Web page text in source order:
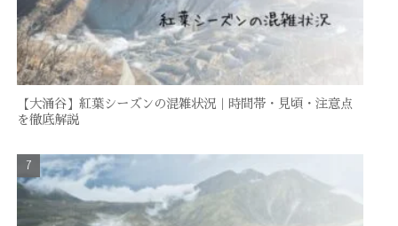
【大涌谷】紅葉シーズンの混雑状況｜時間帯・見頃・注意点
を徹底解説